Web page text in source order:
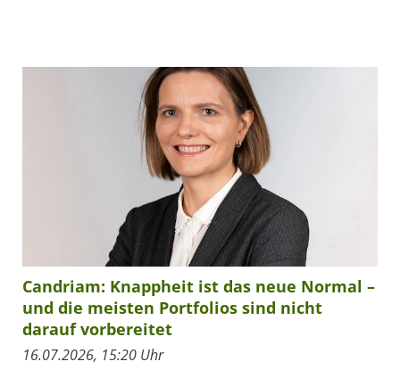
Candriam: Knappheit ist das neue Normal –
und die meisten Portfolios sind nicht
darauf vorbereitet
16.07.2026, 15:20 Uhr